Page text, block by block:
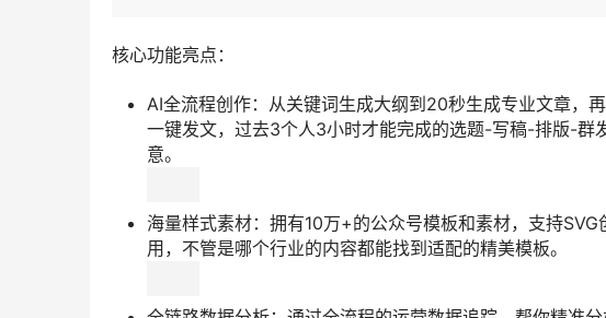
核心功能亮点：
AI全流程创作：从关键词生成大纲到20秒生成专业文章，
一键发文，过去3个人3小时才能完成的选题-写稿-排版-群
意。
海量样式素材：拥有10万+的公众号模板和素材，支持
用，不管是哪个行业的内容都能找到适配的精美模板。